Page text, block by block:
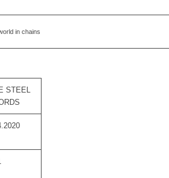
in chains
STEEL